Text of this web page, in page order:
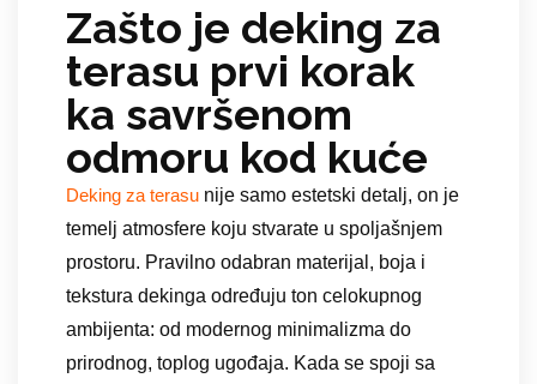
Zašto je deking za
terasu prvi korak
ka savršenom
odmoru kod kuće
Deking za terasu nije samo estetski detalj, on je
temelj atmosfere koju stvarate u spoljašnjem
prostoru. Pravilno odabran materijal, boja i
tekstura dekinga određuju ton celokupnog
ambijenta: od modernog minimalizma do
prirodnog, toplog ugođaja. Kada se spoji sa